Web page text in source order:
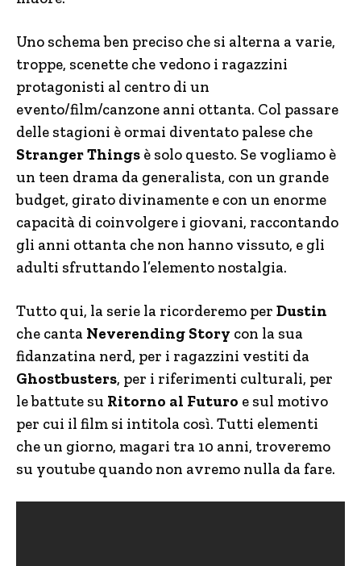
Uno schema ben preciso che si alterna a varie,
troppe, scenette che vedono i ragazzini
protagonisti al centro di un
evento/film/canzone anni ottanta. Col passare
delle stagioni è ormai diventato palese che
Stranger Things è solo questo. Se vogliamo è
un teen drama da generalista, con un grande
budget, girato divinamente e con un enorme
capacità di coinvolgere i giovani, raccontando
gli anni ottanta che non hanno vissuto, e gli
adulti sfruttando l’elemento nostalgia.
Tutto qui, la serie la ricorderemo per Dustin
che canta Neverending Story con la sua
fidanzatina nerd, per i ragazzini vestiti da
Ghostbusters, per i riferimenti culturali, per
le battute su Ritorno al Futuro e sul motivo
per cui il film si intitola così. Tutti elementi
che un giorno, magari tra 10 anni, troveremo
su youtube quando non avremo nulla da fare.